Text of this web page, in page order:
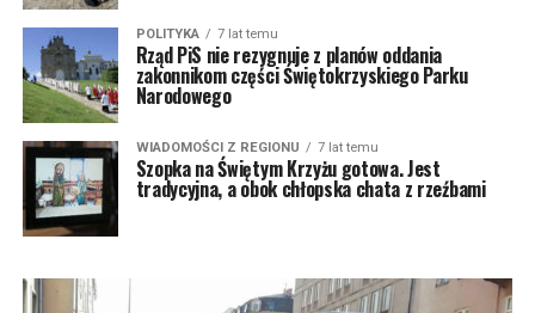
POLITYKA 7 lat temu
Rząd PiS nie rezygnuje z planów oddania
zakonnikom części Świętokrzyskiego Parku
Narodowego
WIADOMOŚCI Z REGIONU 7 lat temu
Szopka na Świętym Krzyżu gotowa. Jest
tradycyjna, a obok chłopska chata z rzeźbami